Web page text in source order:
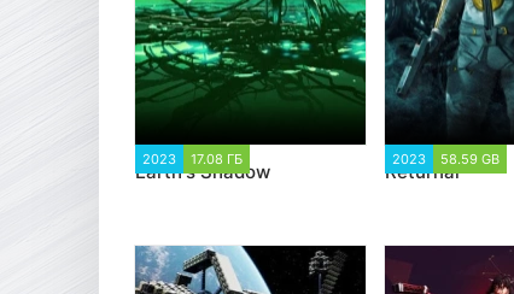
2023 17.08 ГБ
Earth's Shadow
2023 58.59 GB
Returnal